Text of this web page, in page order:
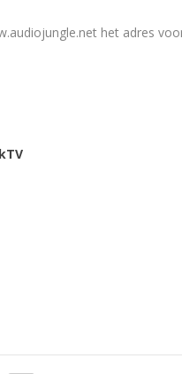
het adres